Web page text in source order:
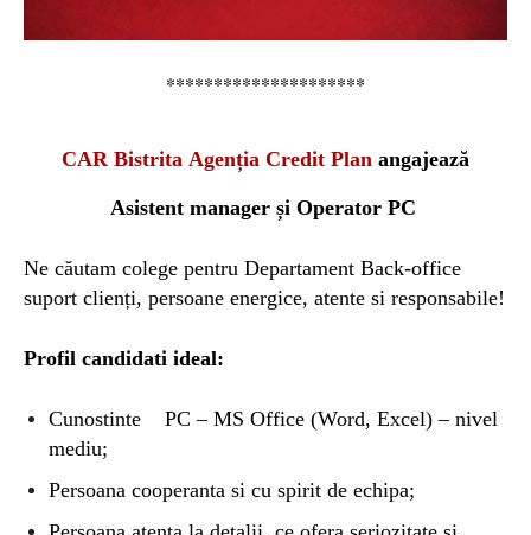
*********************
CAR Bistrita Agenția Credit Plan angajează
Asistent manager și Operator PC
Ne căutam colege pentru Departament Back-office
suport clienți, persoane energice, atente si responsabile!
Profil candidati ideal:
Cunostinte ︂︆︄︅ ︁︁︎︌ ︈︂︇︍ PC – MS Office (Word, Excel) – nivel
mediu;
Persoana cooperanta si cu spirit de echipa;